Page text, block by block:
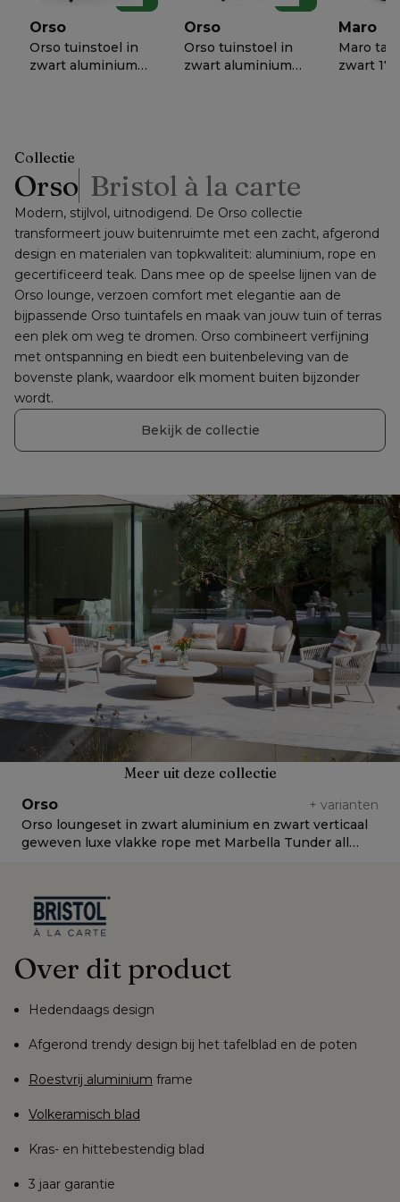
rechthoekig
afgerond 290 x 110
cm
beton
beton
Orso
Orso tuinstoel in
zwart aluminium
all weather
sunbrella® luxe
Orso
Orso tuinstoel in
zwart aluminium
sunbrella® luxe
Maro
Maro
zwart 17
Collectie
Orso Bristol à la carte
Modern, stijlvol, uitnodigend. De Orso collectie
transformeert jouw buitenruimte met een zacht, afgerond
design en materialen van topkwaliteit: aluminium, rope en
gecertificeerd teak. Dans mee op de speelse lijnen van de
Orso lounge, verzoen comfort met elegantie aan de
bijpassende Orso tuintafels en maak van jouw tuin of terras
een plek om weg te dromen. Orso combineert verfijning
met ontspanning en biedt een buitenbeleving van de
bovenste plank, waardoor elk moment buiten bijzonder
wordt.
Bekijk de collectie
Meer uit deze collectie
Orso + varianten
Orso loungeset in zwart aluminium en zwart verticaal
geweven luxe vlakke rope met Marbella Tunder all
Over dit product
Hedendaags design
Afgerond trendy design bij het tafelblad en de poten
Roestvrij aluminium frame
Volkeramisch blad
Kras- en hittebestendig blad
3 jaar garantie